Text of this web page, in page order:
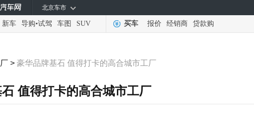
北京车市
新车 导购•试驾 车图 SUV 买车 报价 经销商 贷款购
> 豪华品牌基石 值得打卡的高合城市工厂
值得打卡的高合城市工厂